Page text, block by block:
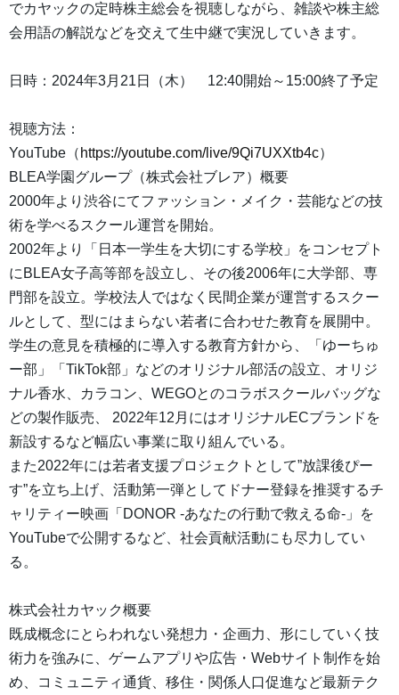
でカヤックの定時株主総会を視聴しながら、雑談や株主総
会用語の解説などを交えて生中継で実況していきます。
日時：2024年3月21日（木） 12:40開始～15:00終了予定
視聴方法：
YouTube（ https://youtube.com/live/9Qi7UXXtb4c）
BLEA学園グループ（株式会社ブレア）概要
2000年より渋谷にてファッション・メイク・芸能などの技
術を学べるスクール運営を開始。
2002年より「日本一学生を大切にする学校」をコンセプト
にBLEA女子高等部を設立し、その後2006年に大学部、専
門部を設立。学校法人ではなく民間企業が運営するスクー
ルとして、型にはまらない若者に合わせた教育を展開中。
学生の意見を積極的に導入する教育方針から、「ゆーちゅ
ー部」「TikTok部」などのオリジナル部活の設立、オリジ
ナル香水、カラコン、WEGOとのコラボスクールバッグな
どの製作販売、 2022年12月にはオリジナルECブランドを
新設するなど幅広い事業に取り組んでいる。
また2022年には若者支援プロジェクトとして”放課後ぴー
す”を立ち上げ、活動第一弾としてドナー登録を推奨するチ
ャリティー映画「DONOR -あなたの行動で救える命-」を
YouTubeで公開するなど、社会貢献活動にも尽力してい
る。
株式会社カヤック概要
既成概念にとらわれない発想力・企画力、形にしていく技
術力を強みに、ゲームアプリや広告・Webサイト制作を始
め、コミュニティ通貨、移住・関係人口促進など最新テク